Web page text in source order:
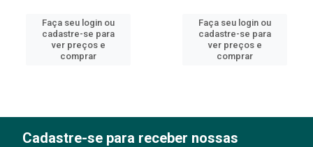
Faça seu login ou
cadastre-se para
ver preços e
comprar
Faça seu login ou
cadastre-se para
ver preços e
comprar
Cadastre-se para receber nossas